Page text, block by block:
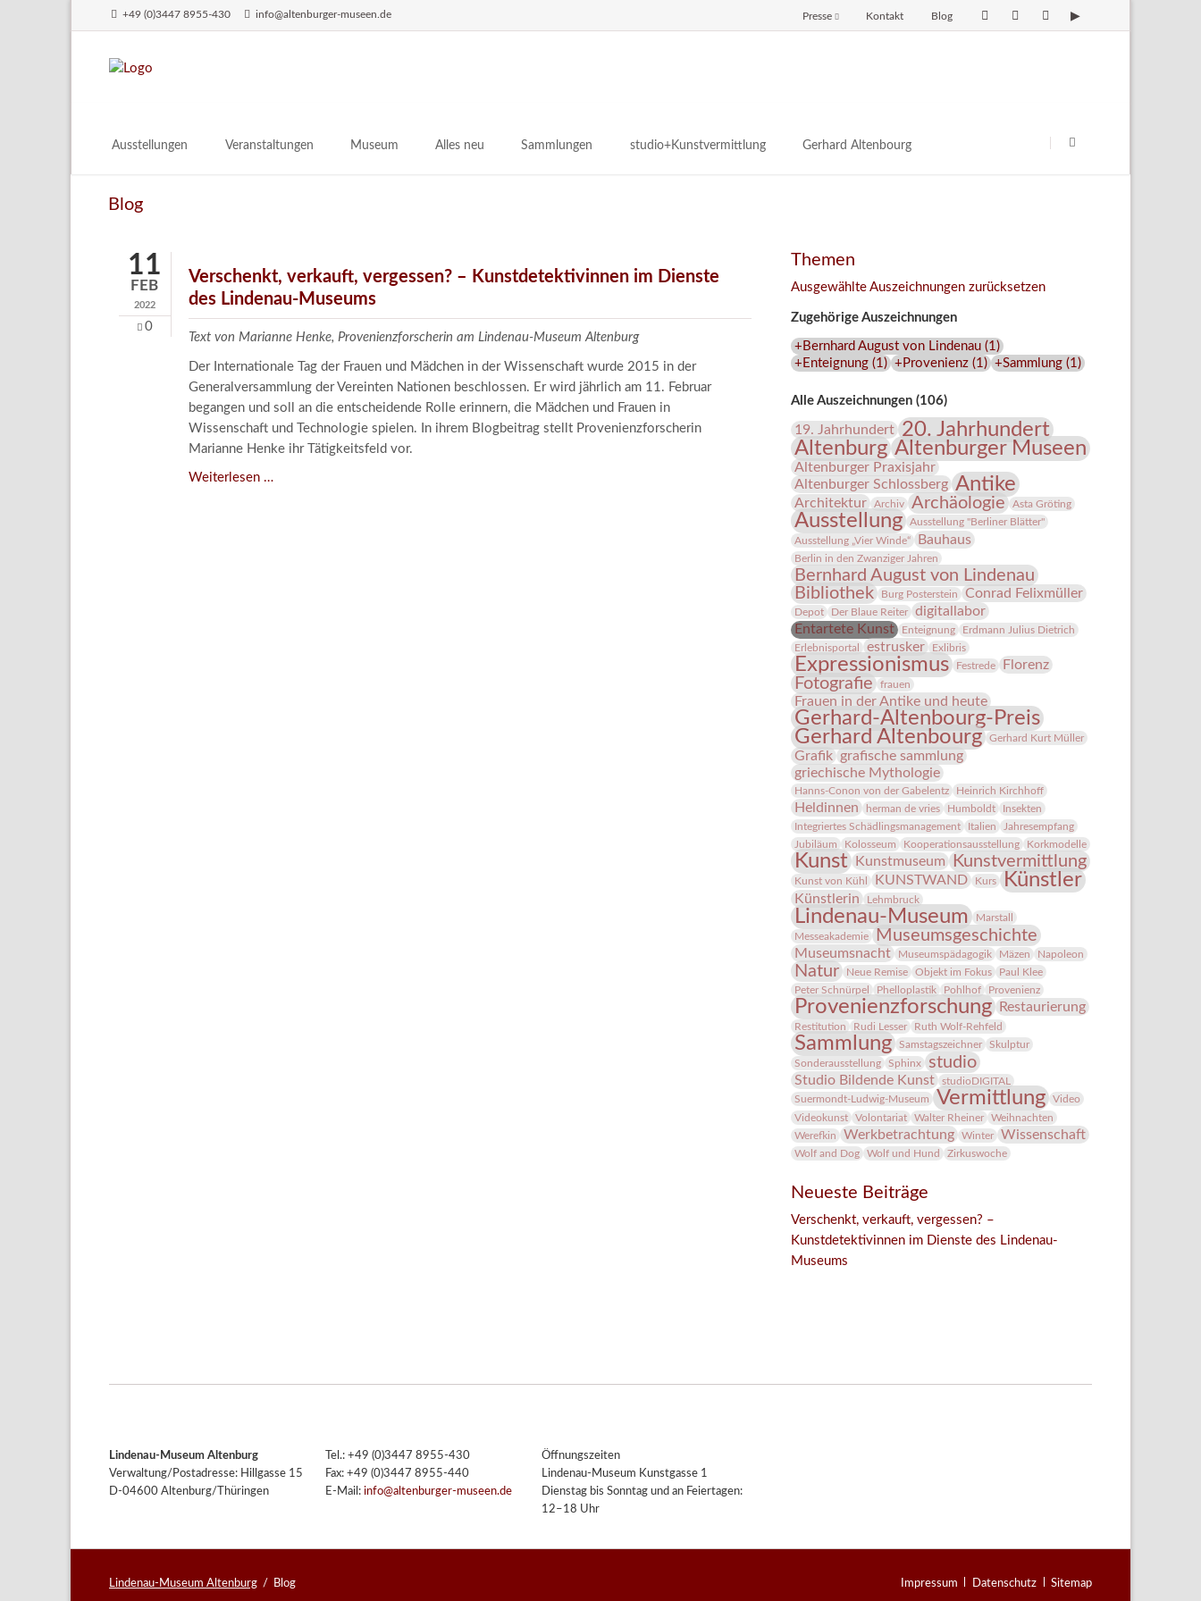
+49 (0)3447 8955-430 info@altenburger-museen.de Blog
Kontakt
Presse
Ausstellungen
Aktuell
Veranstaltungen Museum
Digitales
Team
Publikationen
Aktuelle Publikationen
Bestandskataloge & Editionen
Alles neu
Länderübergreifende kulturtouristische Ziele
Sammlungen
Malerei 17.–19. Jh.
Restaurierung
Forschung
studio+Kunstvermittlung
Angebote für Erwachsene
Gerhard Altenbourg
Blog
11
FEB
2022
0
Verschenkt, verkauft, vergessen? – Kunstdetektivinnen im Dienste
des Lindenau-Museums
Text von Marianne Henke, Provenienzforscherin am Lindenau-Museum Altenburg
Der Internationale Tag der Frauen und Mädchen in der Wissenschaft wurde 2015 in der
Generalversammlung der Vereinten Nationen beschlossen. Er wird jährlich am 11. Februar
begangen und soll an die entscheidende Rolle erinnern, die Mädchen und Frauen in
Wissenschaft und Technologie spielen. In ihrem Blogbeitrag stellt Provenienzforscherin
Marianne Henke ihr Tätigkeitsfeld vor.
Weiterlesen …Verschenkt,
Themen
Ausgewählte Auszeichnungen zurücksetzen
Zugehörige Auszeichnungen
+Bernhard August von Lindenau(1 )
+Enteignung(1 ) +Provenienz(1 ) +Sammlung(1 )
Alle Auszeichnungen (106)
19. Jahrhundert 20. Jahrhundert
Altenburg Altenburger Museen
Altenburger Praxisjahr
Altenburger Schlossberg Antike
Architektur Archiv Archäologie Asta Gröting
Ausstellung
Ausstellung "Berliner Blätter"
Ausstellung „Vier Winde“
Bauhaus
Berlin in den Zwanziger Jahren
Bernhard August von Lindenau
Bibliothek
Burg Posterstein Conrad Felixmüller
Depot Der Blaue Reiter
digitallabor
Entartete Kunst
Enteignung
Erdmann Julius Dietrich
Erlebnisportal
estrusker Exlibris
Expressionismus Festrede Florenz
Fotografie frauen
Frauen in der Antike und heute
Gerhard-Altenbourg-Preis
Gerhard Altenbourg
Gerhard Kurt Müller
Grafik grafische sammlung
griechische Mythologie
Hanns-Conon von der Gabelentz Heinrich Kirchhoff
Heldinnen herman de vries Humboldt
Insekten
Integriertes Schädlingsmanagement
Italien
Jahresempfang
Jubiläum
Kolosseum Kooperationsausstellung Korkmodelle
Kunst Kunstmuseum Kunstvermittlung
Kunst von Kühl KUNSTWAND Kurs Künstler
Künstlerin Lehmbruck
Lindenau-Museum
Marstall
Messeakademie
Museumsgeschichte
Museumsnacht Museumspädagogik Mäzen Napoleon
Natur Neue Remise Objekt im Fokus
Paul Klee
Peter Schnürpel
Phelloplastik Pohlhof Provenienz
Provenienzforschung Restaurierung
Restitution Rudi Lesser Ruth Wolf-Rehfeld
Sammlung Samstagszeichner
Skulptur
Sonderausstellung
Sphinx studio
Studio Bildende Kunst
studioDIGITAL
Suermondt-Ludwig-Museum
Vermittlung
Video
Videokunst
Volontariat Walter Rheiner
Weihnachten
Werefkin
Werkbetrachtung Winter Wissenschaft
Wolf and Dog Wolf und Hund Zirkuswoche
Neueste Beiträge
Verschenkt, verkauft, vergessen? –
Kunstdetektivinnen im Dienste des Lindenau-
Museums
Lindenau-Museum Altenburg
Verwaltung/Postadresse: Hillgasse 15
D-04600 Altenburg/Thüringen
Tel.: +49 (0)3447 8955-430
Fax: +49 (0)3447 8955-440
E-Mail: info@altenburger-museen.de
Öffnungszeiten
Lindenau-Museum Kunstgasse 1
Dienstag bis Sonntag und an Feiertagen:
12–18 Uhr
Lindenau-Museum Altenburg Blog
Navigation
Impressum Datenschutz Sitemap